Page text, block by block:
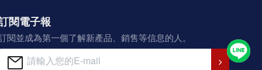
閱電子報
閱並成為第一個了解新產品、銷售等信息的人。